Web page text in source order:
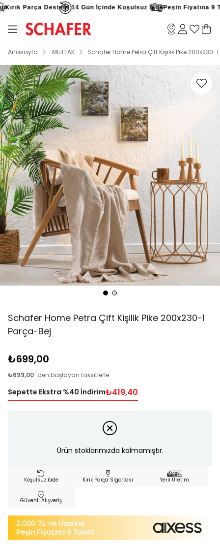
Parça Desteği 14 Gün İçinde Koşulsuz İadePeşin Fiyatına 9
Anasayfa MUTFAK Schafer Home Petra Çift Kişilik Pike 200x230-
Schafer Home Petra Çift Kişilik Pike 200x230-1
Parça-Bej
₺699,00
₺699,00 `den başlayan taksitlerle
Sepette Ekstra %40 İndirim₺419,40
Ürün stoklarımızda kalmamıştır.
Koşulsuz İade Kırık Parça Sigortası Yerli Üretim
Güvenli Alışveriş